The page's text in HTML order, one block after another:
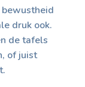
druk ook.
de tafels
of juist